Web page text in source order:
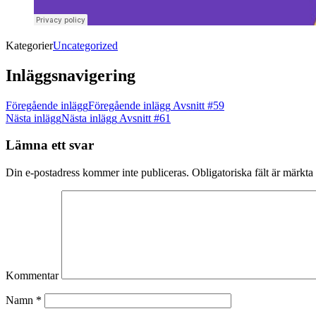
KategorierUncategorized
Inläggsnavigering
Föregående inläggFöregående inlägg Avsnitt #59
Nästa inläggNästa inlägg Avsnitt #61
Lämna ett svar
Din e-postadress kommer inte publiceras. Obligatoriska fält är märkta
Kommentar
Namn *